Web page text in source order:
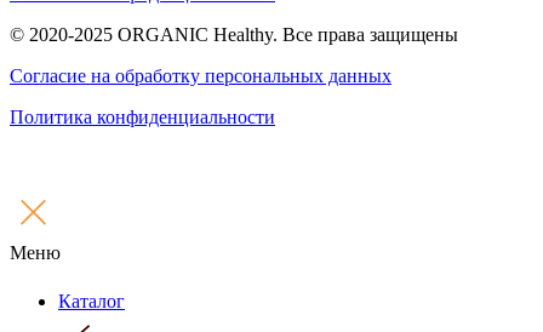
© 2020-2025 ORGANIC Healthy. Все права защищены
Согласие на обработку персональных данных
Политика конфиденциальности
Меню
Каталог